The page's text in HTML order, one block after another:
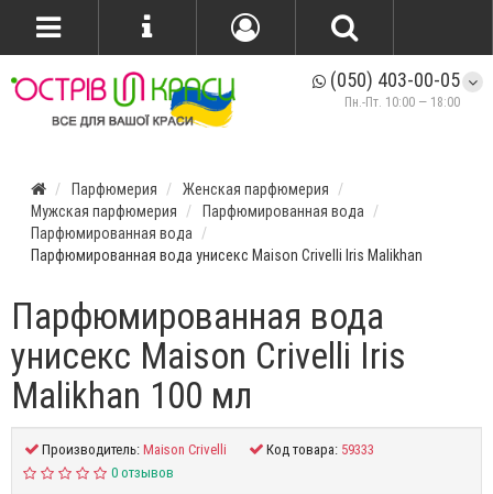
(050) 403-00-05
Пн.-Пт. 10:00 — 18:00
Парфюмерия
Женская парфюмерия
Мужская парфюмерия
Парфюмированная вода
Парфюмированная вода
Парфюмированная вода унисекс Maison Crivelli Iris Malikhan
Парфюмированная вода
унисекс Maison Crivelli Iris
Malikhan 100 мл
Производитель:Maison Crivelli Код товара: 59333
0 отзывов